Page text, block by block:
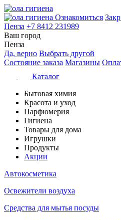
Ознакомиться
Пенза +7 8412 231989
Ваш город
Пенза
Да, верно Выбрать другой
Состояние заказа Магазины
Каталог
Бытовая химия
Красота и уход
Парфюмерия
Гигиена
Товары для дома
Игрушки
Продукты
Акции
Автокосметика
Освежители воздуха
Средства для мытья посуды